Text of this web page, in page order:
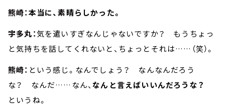
熊崎：本当に、素晴らしかった。
宇多丸：気を遣いすぎなんじゃないですか？ もうちょっ
と気持ちを話してくれないと、ちょっとそれは……（笑）。
熊崎： という感じ。なんでしょう？ なんなんだろう
な？ なんだ……なん、なんと言えばいいんだろうな？
というね。